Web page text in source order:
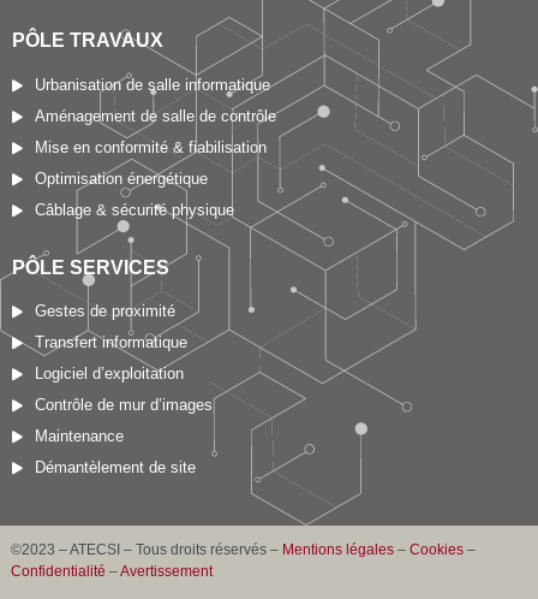
PÔLE TRAVAUX
Urbanisation de salle informatique
Aménagement de salle de contrôle
Mise en conformité & fiabilisation
Optimisation énergétique
Câblage & sécurité physique
PÔLE SERVICES
Gestes de proximité
Transfert informatique
Logiciel d’exploitation
Contrôle de mur d’images
Maintenance
Démantèlement de site
©2023 – ATECSI – Tous droits réservés – Mentions légales– Cookies–
Confidentialité –Avertissement